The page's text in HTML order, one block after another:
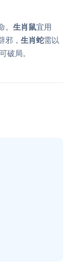
生肖鼠宜用
邪， 生肖蛇需以
破局。